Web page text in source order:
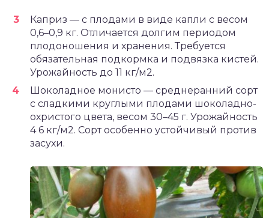
Каприз — с плодами в виде капли с весом
0,6–0,9 кг. Отличается долгим периодом
плодоношения и хранения. Требуется
обязательная подкормка и подвязка кистей.
Урожайность до 11 кг/м2.
Шоколадное монисто — среднеранний сорт
с сладкими круглыми плодами шоколадно-
охристого цвета, весом 30–45 г. Урожайность
4 6 кг/м2. Сорт особенно устойчивый против
засухи.